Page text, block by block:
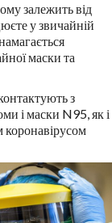
залежить від
у звичайній
маски та
з
і маски N95, як і
коронавірусом